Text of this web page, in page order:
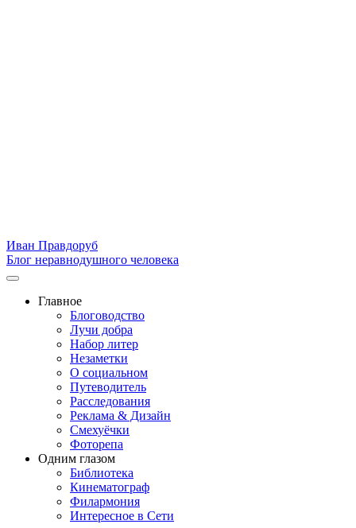
Иван Правдоруб
Блог неравнодушного человека
Главное
Блоговодство
Лучи добра
Набор литер
Незаметки
О социальном
Путеводитель
Расследования
Реклама & Дизайн
Смехуёчки
Фоторепа
Одним глазом
Библиотека
Кинематограф
Филармония
Интересное в Сети